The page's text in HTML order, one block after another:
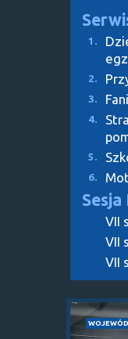
1.
2.
3.
4.
5.
6.
VII
VII
VII